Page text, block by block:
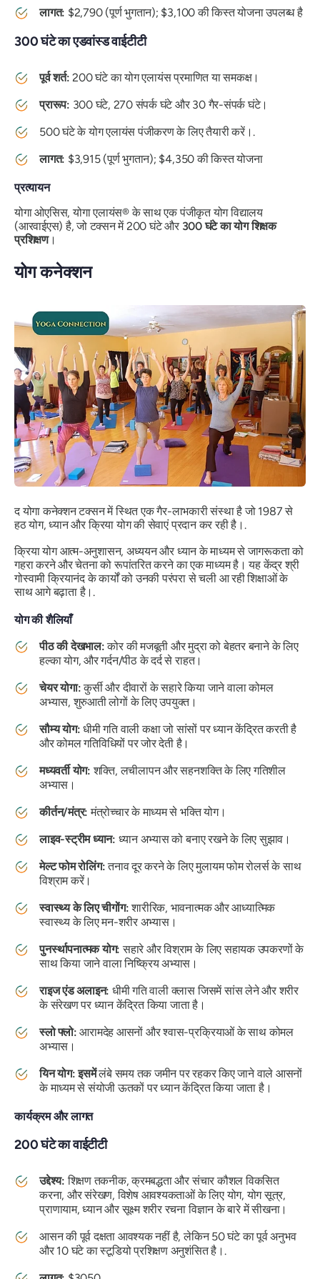
लागत: $2,790 (पूर्ण भुगतान); $3,100 की किस्त योजना उपलब्ध है
300 घंटे का एडवांस्ड वाईटीटी
पूर्व शर्त:200 घंटे का योग एलायंस प्रमाणित या समकक्ष।
प्रारूप: 300 घंटे, 270 संपर्क घंटे और 30 गैर-संपर्क घंटे।
500 घंटे के योग एलायंस पंजीकरण के लिए तैयारी करें।.
लागत: $3,915 (पूर्ण भुगतान); $4,350 की किस्त योजना
प्रत्यायन
योगा ओएसिस, योगा एलायंस® के साथ एक पंजीकृत योग विद्यालय
(आरवाईएस) है, जो टक्सन में 200 घंटे और 300 घंटे का योग शिक्षक
प्रशिक्षण।
योग कनेक्शन
द योगा कनेक्शन टक्सन में स्थित एक गैर-लाभकारी संस्था है जो 1987 से
हठ योग, ध्यान और क्रिया योग की सेवाएं प्रदान कर रही है।.
क्रिया योग आत्म-अनुशासन, अध्ययन और ध्यान के माध्यम से जागरूकता को
गहरा करने और चेतना को रूपांतरित करने का एक माध्यम है। यह केंद्र श्री
गोस्वामी क्रियानंद के कार्यों को उनकी परंपरा से चली आ रही शिक्षाओं के
साथ आगे बढ़ाता है।.
योग की शैलियाँ
पीठ की देखभाल:कोर की मजबूती और मुद्रा को बेहतर बनाने के लिए
हल्का योग, और गर्दन/पीठ के दर्द से राहत।
चेयर योगा:कुर्सी और दीवारों के सहारे किया जाने वाला कोमल
अभ्यास, शुरुआती लोगों के लिए उपयुक्त।
सौम्य योग: धीमी गति वाली कक्षा जो सांसों पर ध्यान केंद्रित करती है
और कोमल गतिविधियों पर जोर देती है।
मध्यवर्ती योग: शक्ति, लचीलापन और सहनशक्ति के लिए गतिशील
अभ्यास।
कीर्तन/मंत्र: मंत्रोच्चार के माध्यम से भक्ति योग।
लाइव-स्ट्रीम ध्यान: ध्यान अभ्यास को बनाए रखने के लिए सुझाव।
मेल्ट फोम रोलिंग:तनाव दूर करने के लिए मुलायम फोम रोलर्स के साथ
विश्राम करें।
स्वास्थ्य के लिए चीगोंग:शारीरिक, भावनात्मक और आध्यात्मिक
स्वास्थ्य के लिए मन-शरीर अभ्यास।
पुनर्स्थापनात्मक योग:सहारे और विश्राम के लिए सहायक उपकरणों के
साथ किया जाने वाला निष्क्रिय अभ्यास।
राइज एंड अलाइन: धीमी गति वाली क्लास जिसमें सांस लेने और शरीर
के संरेखण पर ध्यान केंद्रित किया जाता है।
स्लो फ्लो: आरामदेह आसनों और श्वास-प्रक्रियाओं के साथ कोमल
अभ्यास।
यिन योग: इसमेंलंबे समय तक जमीन पर रहकर किए जाने वाले आसनों
के माध्यम से संयोजी ऊतकों पर ध्यान केंद्रित किया जाता है।
कार्यक्रम और लागत
200 घंटे का वाईटीटी
उद्देश्य:शिक्षण तकनीक, क्रमबद्धता और संचार कौशल विकसित
करना, और संरेखण, विशेष आवश्यकताओं के लिए योग, योग सूत्र,
प्राणायाम, ध्यान और सूक्ष्म शरीर रचना विज्ञान के बारे में सीखना।
आसन की पूर्व दक्षता आवश्यक नहीं है, लेकिन 50 घंटे का पूर्व अनुभव
और 10 घंटे का स्टूडियो प्रशिक्षण अनुशंसित है।.